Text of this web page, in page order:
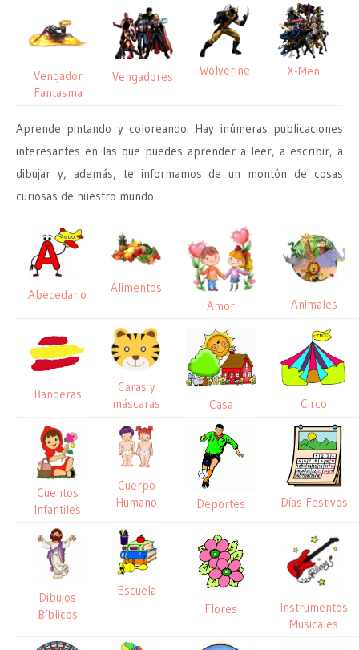
Vengador
Fantasma
Vengadores Wolverine X-Men
Aprende pintando y coloreando. Hay inúmeras publicaciones
interesantes en las que puedes aprender a leer, a escribir, a
dibujar y, además, te informamos de un montón de cosas
curiosas de nuestro mundo.
Abecedario
Alimentos
Amor
Animales
Banderas
Caras y
máscaras
Casa Circo
Cuentos
Infantiles
Cuerpo
Humano
Deportes Días Festivos
Dibujos
Bíblicos
Escuela
Flores
Instrumentos
Musicales